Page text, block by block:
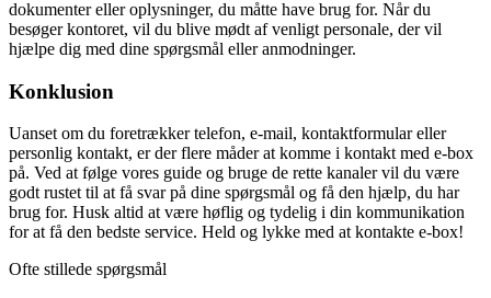
dokumenter eller oplysninger, du måtte have brug for. Når du
besøger kontoret, vil du blive mødt af venligt personale, der vil
hjælpe dig med dine spørgsmål eller anmodninger.
Konklusion
Uanset om du foretrækker telefon, e-mail, kontaktformular eller
personlig kontakt, er der flere måder at komme i kontakt med e-box
på. Ved at følge vores guide og bruge de rette kanaler vil du være
godt rustet til at få svar på dine spørgsmål og få den hjælp, du har
brug for. Husk altid at være høflig og tydelig i din kommunikation
for at få den bedste service. Held og lykke med at kontakte e-box!
Ofte stillede spørgsmål